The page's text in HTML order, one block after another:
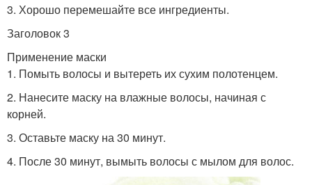
3. Хорошо перемешайте все ингредиенты.
Заголовок 3
Применение маски
1. Помыть волосы и вытереть их сухим полотенцем.
2. Нанесите маску на влажные волосы, начиная с
корней.
3. Оставьте маску на 30 минут.
4. После 30 минут, вымыть волосы с мылом для волос.